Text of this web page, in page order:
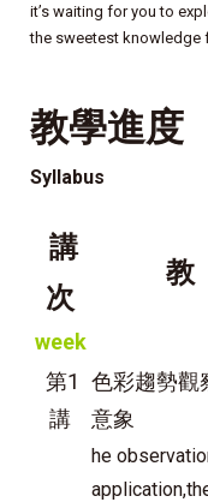
it’s waiting for you to
the sweetest knowledge
教學進度
Syllabus
講
次
week
第1
講
色彩趨勢觀
意象
he